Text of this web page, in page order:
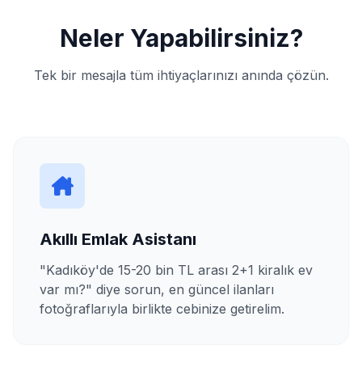
Neler Yapabilirsiniz?
Tek bir mesajla tüm ihtiyaçlarınızı anında çözün.
Akıllı Emlak Asistanı
"Kadıköy'de 15-20 bin TL arası 2+1 kiralık ev
var mı?" diye sorun, en güncel ilanları
fotoğraflarıyla birlikte cebinize getirelim.